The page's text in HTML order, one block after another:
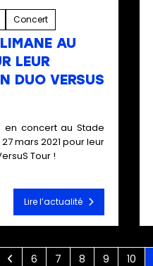
Concert
AU
LEUR
DUO VERSUS
en concert au Stade
mars 2021 pour leur
Tour !
Lire l’actualité
6 7 8 9 10